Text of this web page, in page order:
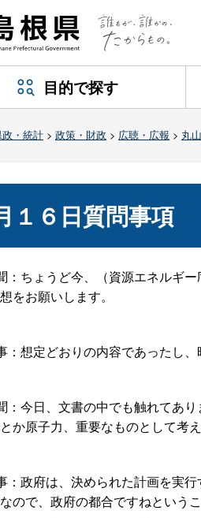
目的で探す
政・統計 > 政策・財政 > 広聴・広報 > 丸
１６日質問事項
：ちょうど今、（資源エネルギ
をお願いします。
：想定どおりの内容であったし
：今日、文書の中でも触れてあ
か原子力、重要なものとして考
：政府は、決められた計画を実
ので、政府の都合ですねという